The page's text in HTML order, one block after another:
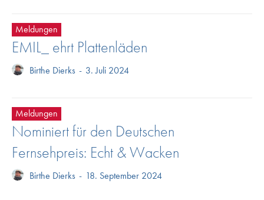
Meldungen
EMIL_ ehrt Plattenläden
Birthe Dierks - 3. Juli 2024
Meldungen
Nominiert für den Deutschen
Fernsehpreis: Echt & Wacken
Birthe Dierks - 18. September 2024